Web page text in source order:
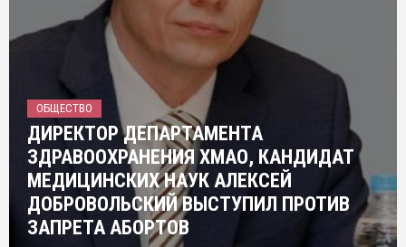
ОБЩЕСТВО
ДИРЕКТОР ДЕПАРТАМЕНТА
ЗДРАВООХРАНЕНИЯ ХМАО, КАНДИДАТ
МЕДИЦИНСКИХ НАУК АЛЕКСЕЙ
ДОБРОВОЛЬСКИЙ ВЫСТУПИЛ ПРОТИВ
ЗАПРЕТА АБОРТОВ